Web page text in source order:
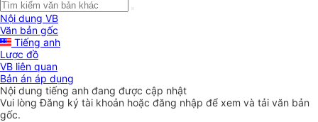
Nội dung VB
Văn bản gốc
Tiếng anh
Lược đồ
VB liên quan
Bản án áp dụng
Nội dung tiếng anh đang được cập nhật
Vui lòngĐăng ký tài khoản hoặc đăng nhập để xem và tải văn bản
gốc.